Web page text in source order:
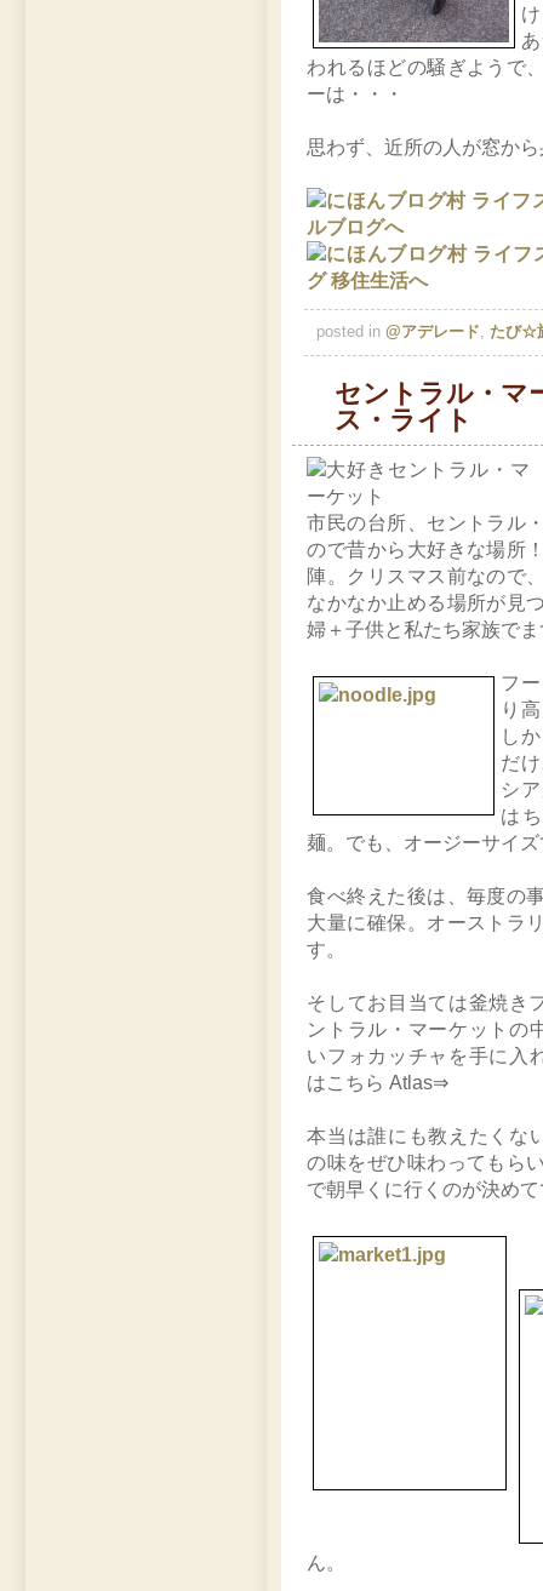
われるほどの騒ぎようで
ーは・・・
思わず、近所の人が窓か
posted in @アデレード, たび☆
セントラル・マ
ス・ライト
市民の台所、セントラル
ので昔から大好きな場所
陣。クリスマス前なので
なかなか止める場所が見
婦＋子供と私たち家族で
フ
り
し
だ
シ
は
麺。でも、オージーサイ
食べ終えた後は、毎度の
大量に確保。オーストラ
す。
そしてお目当ては釜焼き
ントラル・マーケットの
いフォカッチャを手に入
はこちら Atlas⇒
本当は誰にも教えたくな
の味をぜひ味わってもら
で朝早くに行くのが決め
ん。